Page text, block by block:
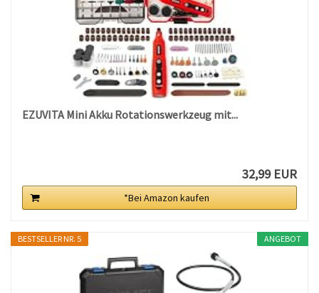
EZUVITA Mini Akku Rotationswerkzeug mit...
32,99 EUR
*Bei Amazon kaufen
ANGEBOT
BESTSELLER NR. 5